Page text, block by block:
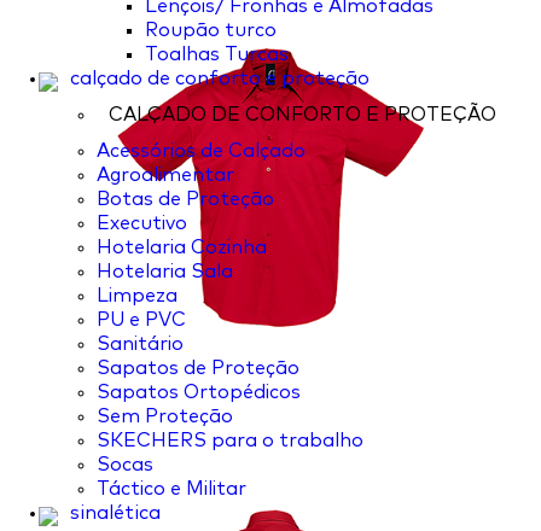
Lençois/ Fronhas e Almofadas
Roupão turco
Toalhas Turcas
calçado de conforto e proteção
CALÇADO DE CONFORTO E PROTEÇÃO
Acessórios de Calçado
Agroalimentar
Botas de Proteção
Executivo
Hotelaria Cozinha
Hotelaria Sala
Limpeza
PU e PVC
Sanitário
Sapatos de Proteção
Sapatos Ortopédicos
Sem Proteção
SKECHERS para o trabalho
Socas
Táctico e Militar
sinalética